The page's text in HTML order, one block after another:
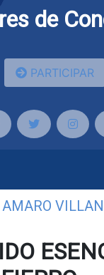
de
PARTICIPAR
AMARO